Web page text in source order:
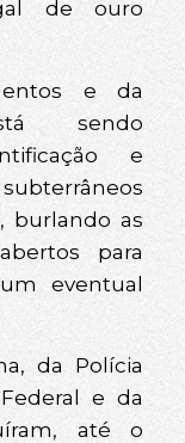
de ouro
e da
sendo
e
burlando as
para
eventual
da Polícia
e da
até o